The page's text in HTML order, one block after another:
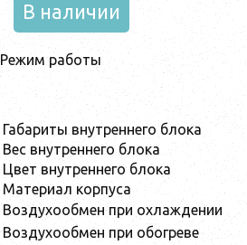
В наличии
Режим работы
Габариты внутреннего блока
Вес внутреннего блока
Цвет внутреннего блока
Материал корпуса
Воздухообмен при охлаждении
Воздухообмен при обогреве